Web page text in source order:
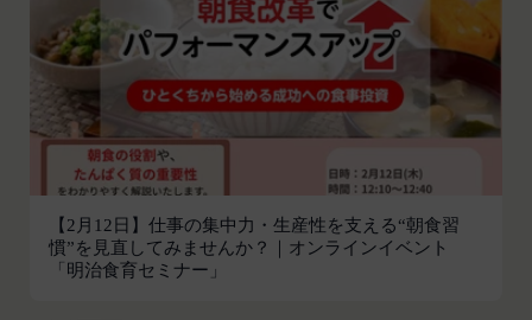
【2月12日】仕事の集中力・生産性を支える“朝食習
慣”を見直してみませんか？｜オンラインイベント
「明治食育セミナー」
防ぐため、セキュリティーの維持に努めます。ま
た、当社は、当社の通常の事業運営に照らして当社
が不要と判断した場合、お客様から取得したお客様
情報を安全かつ合理的な方法で消去します。
第三者への提供等
当社は、以下の場合、お客様情報を第三者と共有す
ることがあります。（以下、当社がお客様情報を提
供した相手方を「提供先」といいます。）
お客様の同意を得た場合
当社は、お客様の同意を得た場合、お客様情報（個
なします。
当社が提供する本サービス以外のサービス又は提携
パートナーが提供するサービスについては、各サー
ビスに定められる利用規約等に従ってご利用くださ
い。
本契約において使用される以下の各用語は各々以下
に定める意味を有します。
第3条（提供されるサービス）
当社が提供する本サービスは、次の各号に掲げるサ
ービスとします。